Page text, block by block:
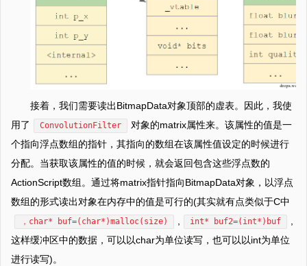
接着，我们需要读出BitmapData对象顶部的虚表。因此，我使
用了
ConvolutionFilter
对象的matrix属性来。该属性的值是一
个指向浮点数组的指针，其指向的数组在该属性值设定的时候进行
分配。当获取该属性的值的时候，就会返回包含这些浮点数的
ActionScript数组。通过将matrix指针指向BitmapData对象，以浮点
数组的形式读出对象在内存中的值是可行的(其实就有点类似于C中
，char* buf=(char*)malloc(size) int* buf2=(int*)buf
这样缓冲区中的数据，可以以char为单位读写，也可以以int为单位
进行读写)。